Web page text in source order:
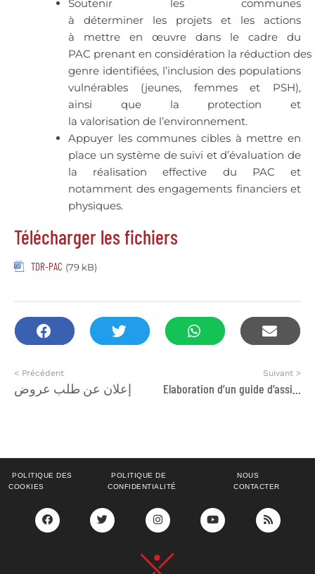
Soutenir les communes
à déterminer les projets et les actions
à mettre en œuvre dans le cadre du
PAC prenant en considération la réduction
genre identifiées, l’inclusion des populations
vulnérables (jeunes, femmes et PSH),
ainsi que la protection et
la valorisation de l’environnement.
Appuyer les communes cibles à mettre en
place un système de suivi et d’évaluation de
la réalisation effective du PAC et
notamment des engagements financiers et
physiques.
Télécharger les fichiers
TDR-PAC (79 kB)
< Précédent
إعلان عن طلب عروض
Suivant >
POLITIQUE DES
COOKIES
POLITIQUE DE
CONFIDENTIALITÉ
NOUS
CONTACTER